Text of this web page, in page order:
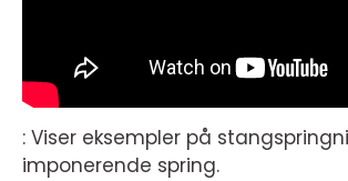
: Viser eksempler på
imponerende spring.